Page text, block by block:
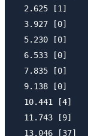
  2.625 [1]	|
  3.927 [0]	|
  5.230 [0]	|
  6.533 [0]	|
  7.835 [0]	|
  9.138 [0]	|
  10.441 [4]	|
  11.743 [9]	|■
  13.046 [37]	|■■■